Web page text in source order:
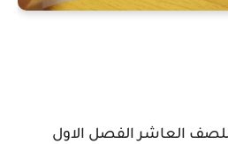
للصف العاشر الفصل الاول